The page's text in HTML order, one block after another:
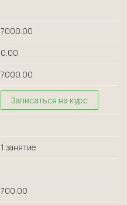
7000.00
0.00
7000.00
Записаться на курс
1 занятие
700.00